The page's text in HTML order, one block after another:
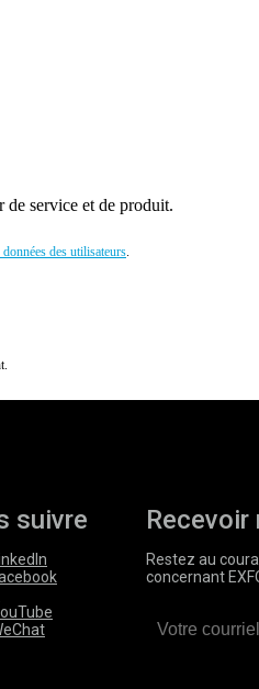
de service et de produit.
des utilisateurs.
suivre
Restez au
concernant